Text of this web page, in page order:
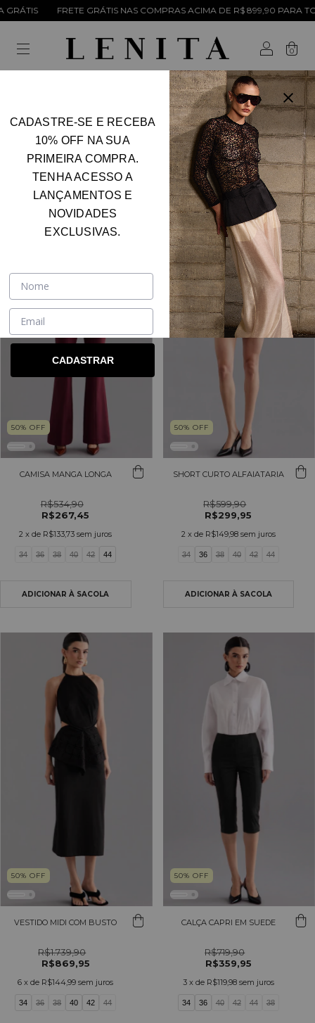
NAS COMPRAS ACIMA DE R$ 899,90 PARA TODO O BRASIL| GANHE
0
SALE COM 50% FILTRAR
50% OFF
CAMISA MANGA LONGA
R$534,90
R$267,45
2 x de R$133,73 sem juros
34 36 38 40 42 44
50% OFF
SHORT CURTO ALFAIATARIA
R$599,90
R$299,95
2 x de R$149,98 sem juros
34 36 38 40 42 44
50% OFF
VESTIDO MIDI COM BUSTO
R$1.739,90
R$869,95
6 x de R$144,99 sem juros
34 36 38 40 42 44
50% OFF
CALÇA CAPRI EM SUEDE
R$719,90
R$359,95
3 x de R$119,98 sem juros
34 36 40 42 44 38
CADASTRE-SE E RECEBA
10% OFF NA SUA
PRIMEIRA COMPRA.
TENHA ACESSO A
LANÇAMENTOS E
NOVIDADES
EXCLUSIVAS.
CADASTRAR